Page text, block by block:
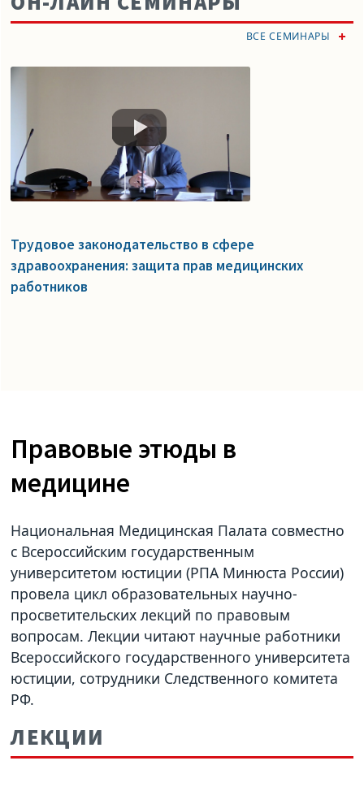
ВСЕ СЕМИНАРЫ
Трудовое законодательство в сфере
здравоохранения: защита прав медицинских
работников
Правовые этюды в
медицине
Национальная Медицинская Палата совместно
с Всероссийским государственным
университетом юстиции (РПА Минюста России)
провела цикл образовательных научно-
просветительских лекций по правовым
вопросам. Лекции читают научные работники
Всероссийского государственного университета
юстиции, сотрудники Следственного комитета
РФ.
ЛЕКЦИИ